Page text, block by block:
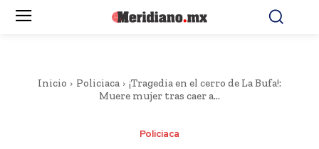
Inicio Policiaca
¡Tragedia en el cerro de La Bufa!:
Muere mujer tras caer a...
Policiaca